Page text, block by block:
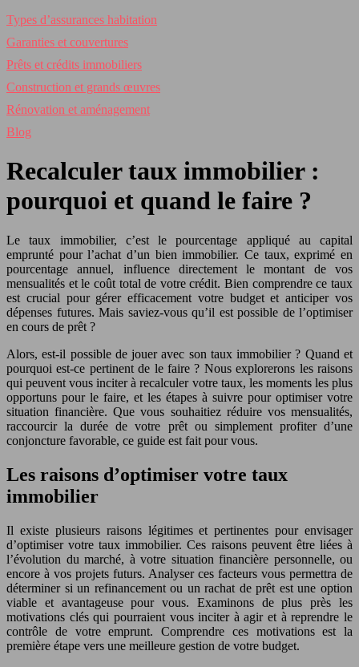
Types d’assurances habitation
Garanties et couvertures
Prêts et crédits immobiliers
Construction et grands œuvres
Rénovation et aménagement
Blog
Recalculer taux immobilier :
pourquoi et quand le faire ?
Le taux immobilier, c’est le pourcentage appliqué au capital
emprunté pour l’achat d’un bien immobilier. Ce taux, exprimé en
pourcentage annuel, influence directement le montant de vos
mensualités et le coût total de votre crédit. Bien comprendre ce taux
est crucial pour gérer efficacement votre budget et anticiper vos
dépenses futures. Mais saviez-vous qu’il est possible de l’optimiser
en cours de prêt ?
Alors, est-il possible de jouer avec son taux immobilier ? Quand et
pourquoi est-ce pertinent de le faire ? Nous explorerons les raisons
qui peuvent vous inciter à recalculer votre taux, les moments les plus
opportuns pour le faire, et les étapes à suivre pour optimiser votre
situation financière. Que vous souhaitiez réduire vos mensualités,
raccourcir la durée de votre prêt ou simplement profiter d’une
conjoncture favorable, ce guide est fait pour vous.
Les raisons d’optimiser votre taux
immobilier
Il existe plusieurs raisons légitimes et pertinentes pour envisager
d’optimiser votre taux immobilier. Ces raisons peuvent être liées à
l’évolution du marché, à votre situation financière personnelle, ou
encore à vos projets futurs. Analyser ces facteurs vous permettra de
déterminer si un refinancement ou un rachat de prêt est une option
viable et avantageuse pour vous. Examinons de plus près les
motivations clés qui pourraient vous inciter à agir et à reprendre le
contrôle de votre emprunt. Comprendre ces motivations est la
première étape vers une meilleure gestion de votre budget.